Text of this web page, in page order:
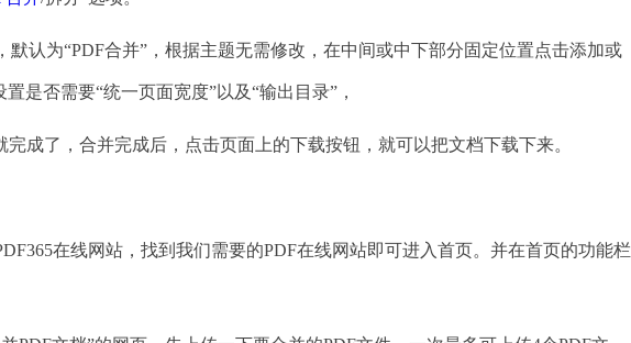
为“PDF合并”，根据主题无需修改，在中间或中下部分固定位置点击添加或
是否需要“统一页面宽度”以及“输出目录”，
了，合并完成后，点击页面上的下载按钮，就可以把文档下载下来。
在线网站，找到我们需要的PDF在线网站即可进入首页。并在首页的功能栏